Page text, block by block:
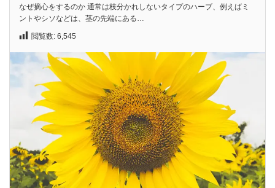
なぜ摘心をするのか 通常は枝分かれしないタイプのハーブ、例えばミ
ントやシソなどは、茎の先端にある…
閲覧数: 6,545